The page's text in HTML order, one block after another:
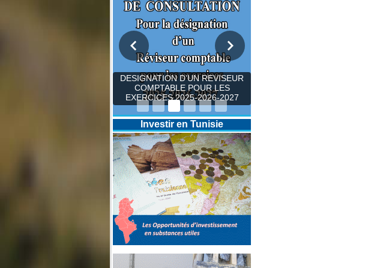
DESIGNATION D’UN REVISEUR
COMPTABLE POUR LES
EXERCICES 2025-2026-2027
Investir en Tunisie